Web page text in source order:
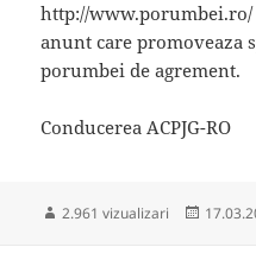
http://
anunt care promoveaza
porumbei de agrement.
Conducerea ACPJG-RO
2.961 vizualizari
Publicat